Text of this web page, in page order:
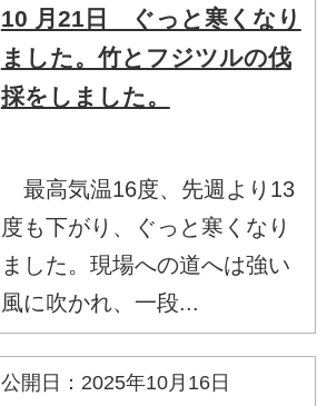
10 月21日 ぐっと寒くなり
ました。竹とフジツルの伐
採をしました。
最高気温16度、先週より13
度も下がり、ぐっと寒くなり
ました。現場への道へは強い
風に吹かれ、一段...
公開日：2025年10月16日